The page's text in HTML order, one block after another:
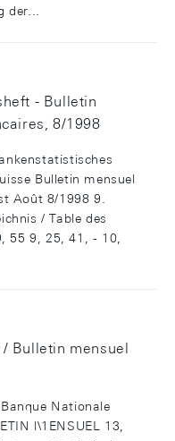
der...
- Bulletin
8/1998
Bulletin mensuel
Août 8/1998 9.
/ Table des
55 9, 25, 41, - 10,
Bulletin mensuel
Nationale
l\1ENSUEL 13,